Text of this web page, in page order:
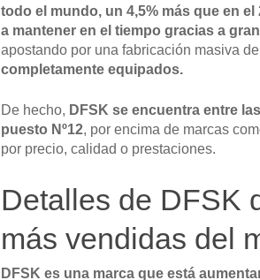
todo el mundo, un 4,5% más que en el
a mantener en el tiempo gracias a
apostando por una fabricación masiva
completamente equipados.
De hecho, DFSK se encuentra entre
puesto Nº12, por encima de marcas
por precio, calidad o prestaciones.
Detalles de DFSK
más vendidas del
DFSK es una marca que está